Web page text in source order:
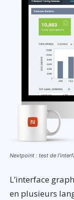
Nextpoint : test de
L’interface
en plusieurs